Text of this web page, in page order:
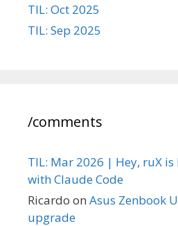
TIL: Oct 2025
TIL: Sep 2025
/comments
TIL: Mar 2026 | Hey, ruX is
with Claude Code
Ricardo on Asus Zenbook
upgrade